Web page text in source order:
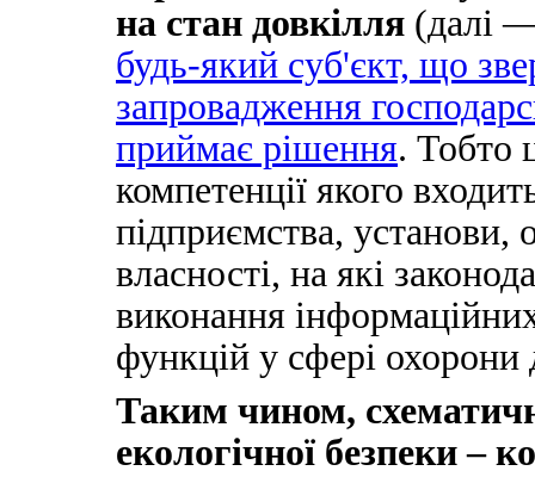
на стан довкілля (далі
будь-який суб'єкт, що
запровадження
приймає рішення. Тобто
компетенції якого
підприємства, установи,
власності, на які
виконання
функцій у сфері охорони
Таким чином,
екологічної безпеки –